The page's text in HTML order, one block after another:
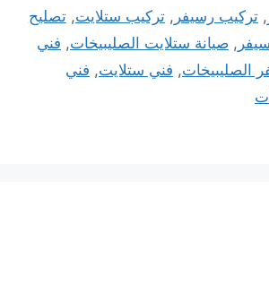
,تركيب رسيفر ,تركيب ستلايت,تصليح
, صيانة ستلايت الصليبيخات, فني
الصليبيخات, فني ستلايت, فني